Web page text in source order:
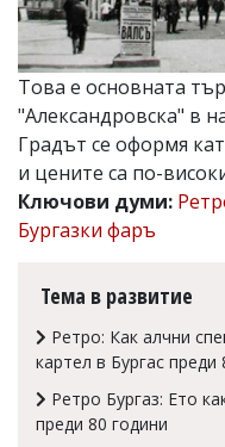
Главен
редактор:
Иван
Колев,
email:
office@flagman.bg
Коментарите
под
статиите
се
въвеждат
читателите
редакцията
отговорност
Това е основната
"Александровска" в
Градът се оформя
и цените са по-
Ключови думи:
Бургазки фаръ
Тема в развитие
Ретро: Как алчни
картел в Бургас преди
Ретро Бургаз: Ето
преди 80 години